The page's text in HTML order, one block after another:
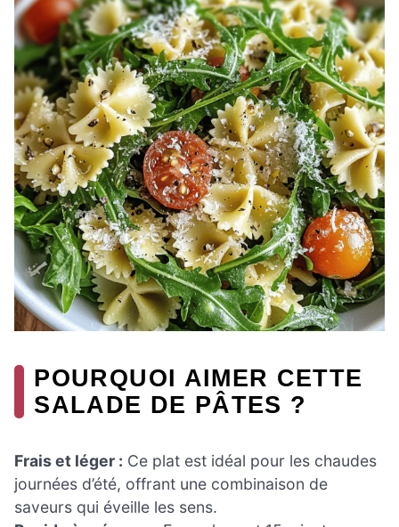
POURQUOI AIMER CETTE
SALADE DE PÂTES ?
Frais et léger : Ce plat est idéal pour les chaudes
journées d’été, offrant une combinaison de
saveurs qui éveille les sens.